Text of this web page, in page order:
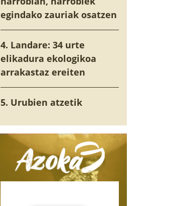
egindako zauriak osatzen
4. Landare: 34 urte
elikadura ekologikoa
arrakastaz ereiten
5. Urubien atzetik